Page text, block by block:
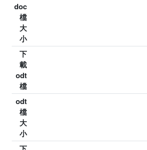
doc
檔
大
小
下
載
odt
檔
odt
檔
大
小